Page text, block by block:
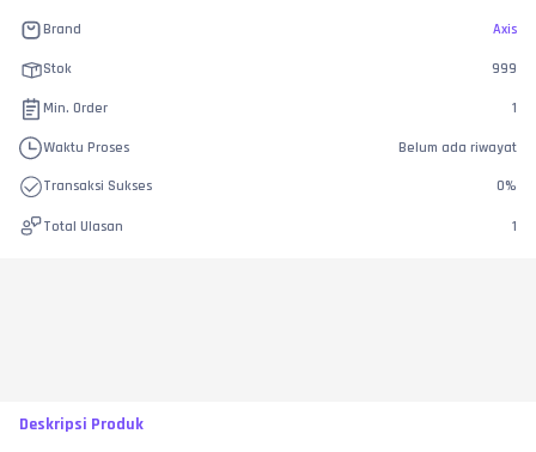
Brand Axis
Stok 999
Min. Order 1
Waktu Proses Belum ada riwayat
Transaksi Sukses 0%
Total Ulasan 1
Deskripsi Produk